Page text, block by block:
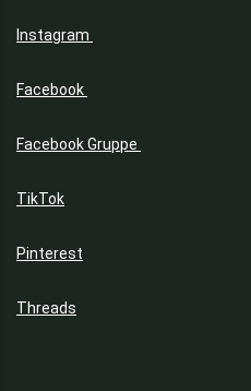
Instagram
Facebook
Facebook Gruppe
TikTok
Pinterest
Threads